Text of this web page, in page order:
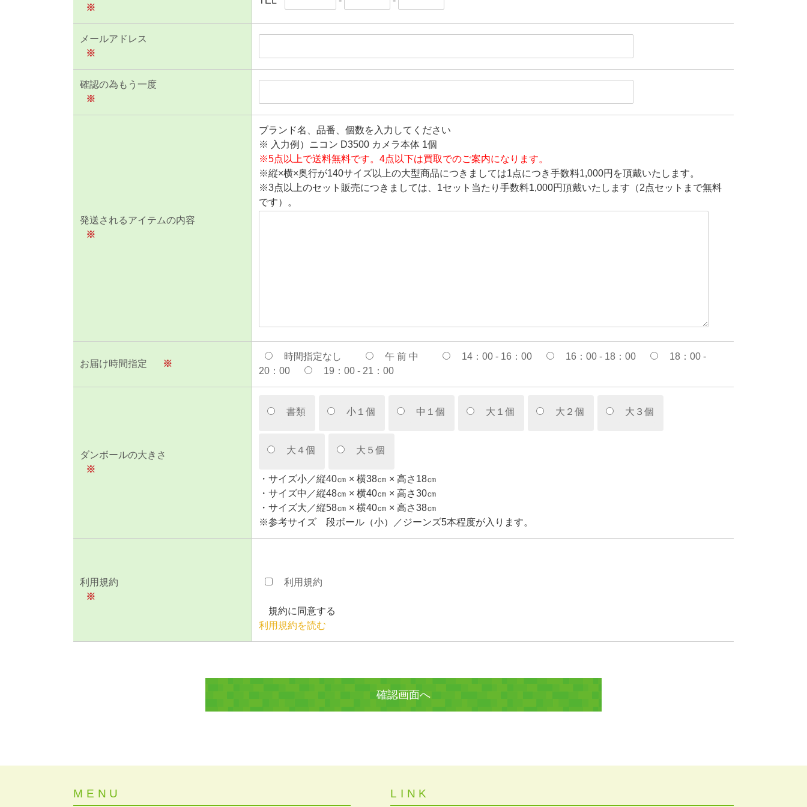
※
メールアドレス
※
確認の為もう一度
※
発送されるアイテムの内容
※
ブランド名、品番、個数を入力してください
※ 入力例）ニコン D3500 カメラ本体 1個
※5点以上で送料無料です。4点以下は買取でのご案内になります。
※縦×横×奥行が140サイズ以上の大型商品につきましては1点につき手数料1,000円を頂戴いたします。
※3点以上のセット販売につきましては、1セット当たり手数料1,000円頂戴いたします（2点セットまで無料
です）。
お届け時間指定 ※
時間指定なし 午 前 中 14：00 - 16：00 16：00 - 18：00
18：00 -
20：00
19：00 - 21：00
ダンボールの大きさ
※
書類 小１個 中１個 大１個 大２個 大３個
大４個 大５個
・サイズ小／縦40㎝ × 横38㎝ × 高さ18㎝
・サイズ中／縦48㎝ × 横40㎝ × 高さ30㎝
・サイズ大／縦58㎝ × 横40㎝ × 高さ38㎝
※参考サイズ 段ボール（小）／ジーンズ5本程度が入ります。
利用規約
※
利用規約
規約に同意する
利用規約を読む
MENU LINK